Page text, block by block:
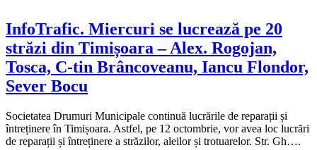
InfoTrafic. Miercuri se lucrează pe 20
străzi din Timișoara – Alex. Rogojan,
Tosca, C-tin Brâncoveanu, Iancu Flondor,
Sever Bocu
Societatea Drumuri Municipale continuă lucrările de reparații și
întreținere în Timișoara. Astfel, pe 12 octombrie, vor avea loc lucrări
de reparații și întreținere a străzilor, aleilor și trotuarelor. Str. Gh….